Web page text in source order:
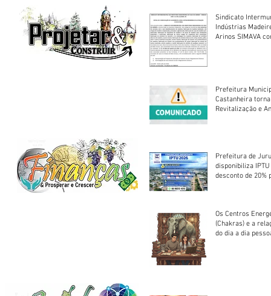
Sindicato
Indústrias
Arinos SIMAVA convoca à
Prefeitura
Castanheira
Revitalização e
Prefeitura de
disponibiliza
desconto de 20%
Os Centros
(Chakras) e a
do dia a dia